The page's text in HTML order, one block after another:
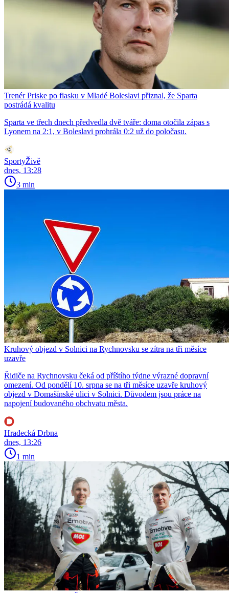
Trenér Priske po fiasku v Mladé Boleslavi přiznal, že Sparta
postrádá kvalitu
Sparta ve třech dnech předvedla dvě tváře: doma otočila zápas s
Lyonem na 2:1, v Boleslavi prohrála 0:2 už do poločasu.
SportyŽivě
dnes, 13:28
3 min
Kruhový objezd v Solnici na Rychnovsku se zítra na tři měsíce
uzavře
Řidiče na Rychnovsku čeká od příštího týdne výrazné dopravní
omezení. Od pondělí 10. srpna se na tři měsíce uzavře kruhový
objezd v Domašínské ulici v Solnici. Důvodem jsou práce na
napojení budovaného obchvatu města.
Hradecká Drbna
dnes, 13:26
1 min